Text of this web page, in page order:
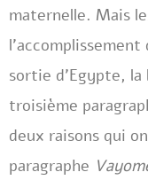
maternelle. Mais
sortie d’Egypte,
troisième
deux raisons qui
paragraphe